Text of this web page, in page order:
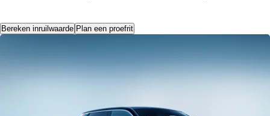
Bereken inruilwaarde Plan een proefrit